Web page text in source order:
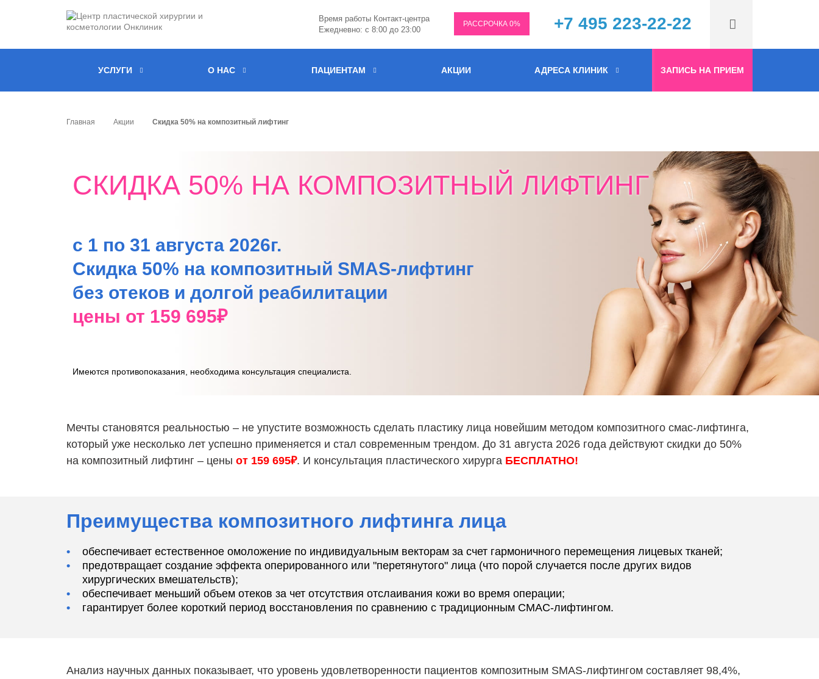
+7 495 223-22-22
РАССРОЧКА 0%
Время работы Контакт-центра
Ежедневно: с 8:00 до 23:00
УСЛУГИ О НАС ПАЦИЕНТАМ АКЦИИ АДРЕСА КЛИНИК ЗАПИСЬ НА ПРИЕМ
Главная Акции Скидка 50% на композитный лифтинг
СКИДКА 50% НА КОМПОЗИТНЫЙ ЛИФТИНГ
с 1 по 31 августа 2026г.
Скидка 50% на композитный SMAS-лифтинг
без отеков и долгой реабилитации
цены от 159 695₽
Имеются противопоказания, необходима консультация специалиста.
Мечты становятся реальностью – не упустите возможность сделать пластику лица новейшим методом композитного смас-лифтинга,
который уже несколько лет успешно применяется и стал современным трендом. До 31 августа 2026 года действуют скидки до 50%
на композитный лифтинг – цены от 159 695₽. И консультация пластического хирурга БЕСПЛАТНО!
Преимущества композитного лифтинга лица
•
обеспечивает естественное омоложение по индивидуальным векторам за счет гармоничного перемещения лицевых тканей;
•
предотвращает создание эффекта оперированного или "перетянутого" лица (что порой случается после других видов
хирургических вмешательств);
•
обеспечивает меньший объем отеков за чет отсутствия отслаивания кожи во время операции;
•
гарантирует более короткий период восстановления по сравнению с традиционным СМАС-лифтингом.
Анализ научных данных показывает, что уровень удовлетворенности пациентов композитным SMAS-лифтингом составляет 98,4%,